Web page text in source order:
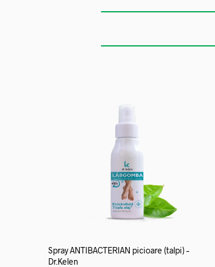
Spray ANTIBACTERIAN picioare (talpi) –
Dr.Kelen